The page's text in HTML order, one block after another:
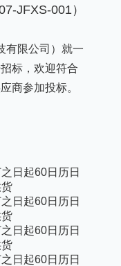
JFXS-001）
有限公司）就一
标，欢迎符合
商参加投标。
日起60日历日
日起60日历日
日起60日历日
日起60日历日